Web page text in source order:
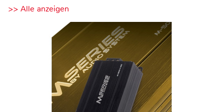
>> Alle anzeigen